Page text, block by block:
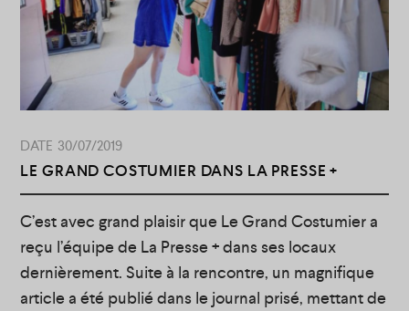
30/07/2019
LE GRAND COSTUMIER DANS LA PRESSE +
C’est avec grand plaisir que Le Grand Costumier a
reçu l’équipe de La Presse + dans ses locaux
dernièrement. Suite à la rencontre, un magnifique
article a été publié dans le journal prisé, mettant de